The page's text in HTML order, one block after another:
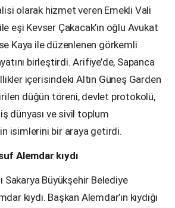
olarak hizmet veren Emekli Vali
eşi Kevser Çakacak’ın oğlu Avukat
Kaya ile düzenlenen görkemli
birleştirdi. Arifiye’de, Sapanca
içerisindeki Altın Güneş Garden
düğün töreni, devlet protokolü,
dünyası ve sivil toplum
isimlerini bir araya getirdi.
Alemdar kıydı
Sakarya Büyükşehir Belediye
kıydı. Başkan Alemdar’ın kıydığı